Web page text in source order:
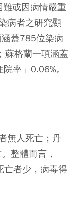
或因病情嚴重
病者之研究顯
蓋785位染病
蘇格蘭一項涵蓋
率」0.06%。
無人死亡；丹
整體而言，
亡者少，病毒得